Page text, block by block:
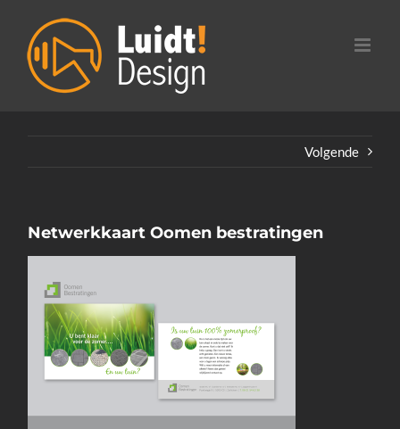
inhoud
Volgende
Netwerkkaart Oomen bestratingen